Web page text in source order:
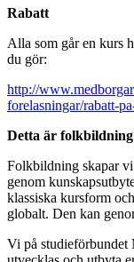
Rabatt
Alla som går en kurs
du gör:
http://
forelasningar/rabatt-
Detta är folkbildning
Folkbildning skapar
genom
klassiska kursform
globalt. Den kan
Vi på studieförbundet